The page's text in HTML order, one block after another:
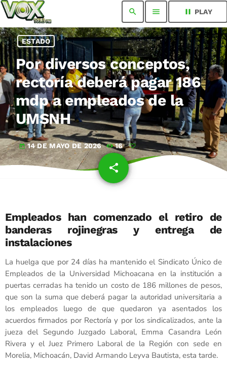
search menu pause PLAY
ESTADO
Por diversos conceptos,
rectoría deberá pagar 186
mdp a empleados de la
UMSNH
today 14 DE MAYO DE 2026 16
share
email
Empleados han comenzado el retiro de
banderas rojinegras y entrega de
instalaciones
La huelga que por 24 días ha mantenido el Sindicato Único de
Empleados de la Universidad Michoacana en la institución a
puertas cerradas ha tenido un costo de 186 millones de pesos,
que son la suma que deberá pagar la autoridad universitaria a
los empleados luego de que quedaron ya asentados los
acuerdos firmados por Rectoría y por los sindicalizados, ante la
jueza del Segundo Juzgado Laboral, Emma Casandra León
Rivera y el Juez Primero Laboral de la Región con sede en
Morelia, Michoacán, David Armando Leyva Bautista, esta tarde.